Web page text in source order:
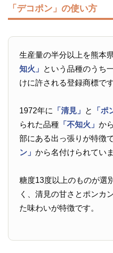
「デコポン」の使い方
生産量の半分以上を熊本
知火」 という品種のうち
けに許される登録商標です
1972年に 「清見」 と 「ポ
られた品種 「不知火」か
部にある出っ張りが特徴
ン」から名付けられていま
糖度13度以上のものが選
く、清見の甘さとポンカ
た味わいが特徴です。